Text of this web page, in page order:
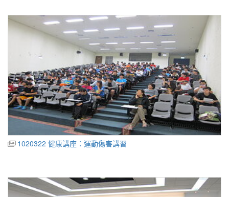
1020322 健康講座：運動傷害講習